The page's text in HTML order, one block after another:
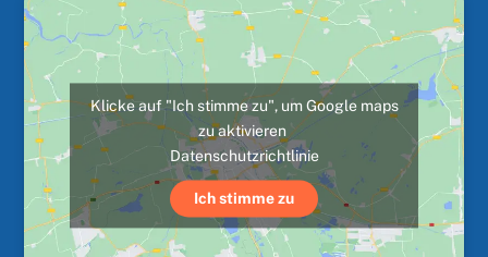
Klicke auf "Ich stimme zu", um Google maps
zu aktivieren
Datenschutzrichtlinie
Ich stimme zu